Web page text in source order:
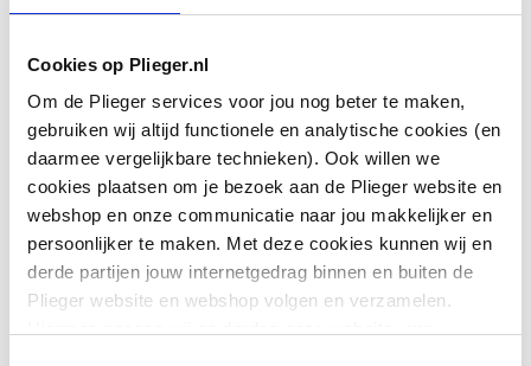
Cookies op Plieger.nl
Om de Plieger services voor jou nog beter te maken,
gebruiken wij altijd functionele en analytische cookies (en
daarmee vergelijkbare technieken). Ook willen we
cookies plaatsen om je bezoek aan de Plieger website en
webshop en onze communicatie naar jou makkelijker en
persoonlijker te maken. Met deze cookies kunnen wij en
derde partijen jouw internetgedrag binnen en buiten de
Plieger website en webshop volgen en verzamelen.
Aansluiting 1
Aansluiting 2 Persmof
Afgedopt Nee
Contourcode V
Contourcode aansluiting
2
V
Toon meer